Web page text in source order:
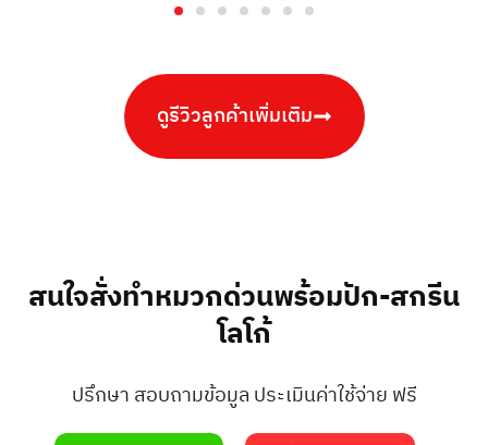
ดูรีวิวลูกค้าเพิ่มเติม
สนใจสั่งทำหมวกด่วนพร้อมปัก-สกรีน
โลโก้
ปรึกษา สอบถามข้อมูล ประเมินค่าใช้จ่าย ฟรี